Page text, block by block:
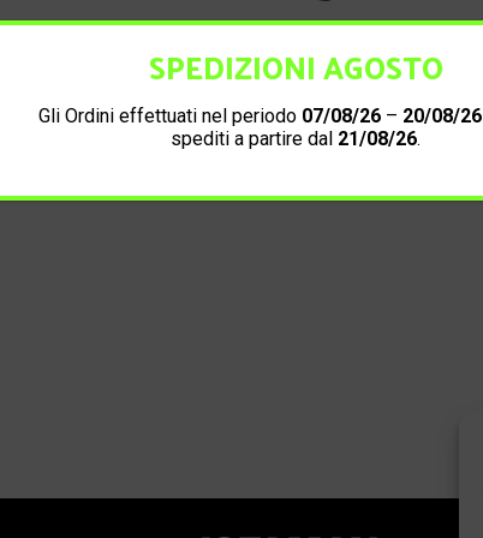
SPEDIZIONI AGOSTO
Gli Ordini effettuati nel periodo 07/08/26 – 20/08/26
spediti a partire dal 21/08/26.